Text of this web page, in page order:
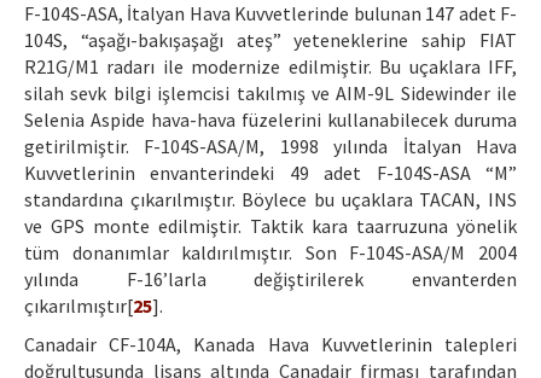
F-104S-ASA, İtalyan Hava Kuvvetlerinde bulunan 147 adet F-
104S, “aşağı-bakışaşağı ateş” yeteneklerine sahip FIAT
R21G/M1 radarı ile modernize edilmiştir. Bu uçaklara IFF,
silah sevk bilgi işlemcisi takılmış ve AIM-9L Sidewinder ile
Selenia Aspide hava-hava füzelerini kullanabilecek duruma
getirilmiştir. F-104S-ASA/M, 1998 yılında İtalyan Hava
Kuvvetlerinin envanterindeki 49 adet F-104S-ASA “M”
standardına çıkarılmıştır. Böylece bu uçaklara TACAN, INS
ve GPS monte edilmiştir. Taktik kara taarruzuna yönelik
tüm donanımlar kaldırılmıştır. Son F-104S-ASA/M 2004
yılında F-16’larla değiştirilerek envanterden
çıkarılmıştır[25].
Canadair CF-104A, Kanada Hava Kuvvetlerinin talepleri
doğrultusunda lisans altında Canadair firması tarafından